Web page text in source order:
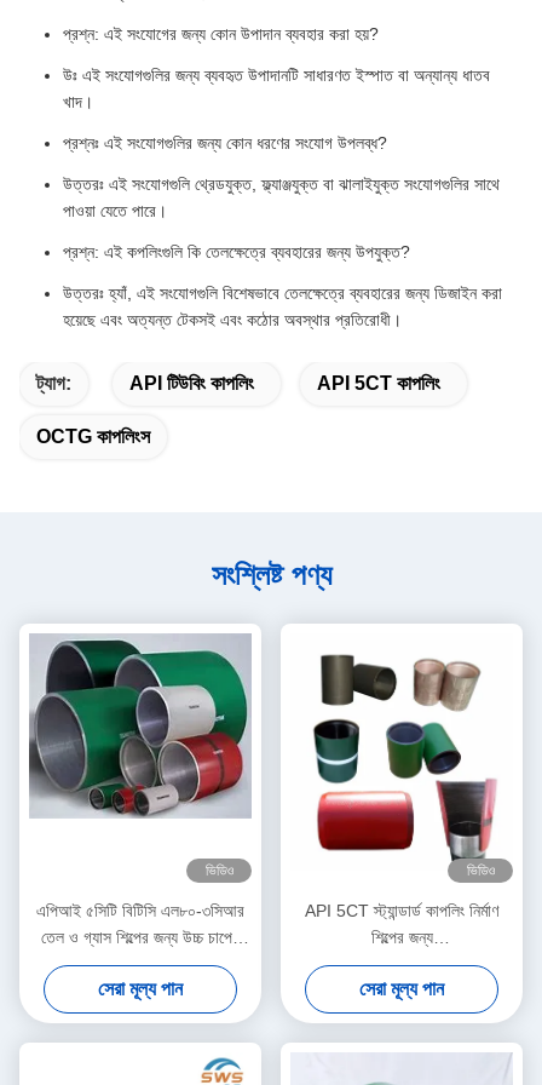
প্রশ্ন: এই সংযোগের জন্য কোন উপাদান ব্যবহার করা হয়?
উঃ এই সংযোগগুলির জন্য ব্যবহৃত উপাদানটি সাধারণত ইস্পাত বা অন্যান্য ধাতব
খাদ।
প্রশ্নঃ এই সংযোগগুলির জন্য কোন ধরণের সংযোগ উপলব্ধ?
উত্তরঃ এই সংযোগগুলি থ্রেডযুক্ত, ফ্ল্যাঞ্জযুক্ত বা ঝালাইযুক্ত সংযোগগুলির সাথে
পাওয়া যেতে পারে।
প্রশ্ন: এই কপলিংগুলি কি তেলক্ষেত্রে ব্যবহারের জন্য উপযুক্ত?
উত্তরঃ হ্যাঁ, এই সংযোগগুলি বিশেষভাবে তেলক্ষেত্রে ব্যবহারের জন্য ডিজাইন করা
হয়েছে এবং অত্যন্ত টেকসই এবং কঠোর অবস্থার প্রতিরোধী।
ট্যাগ: API টিউবিং কাপলিং API 5CT কাপলিং
OCTG কাপলিংস
সংশ্লিষ্ট পণ্য
ভিডিও
এপিআই ৫সিটি বিটিসি এল৮০-৩সিআর
তেল ও গ্যাস শিল্পের জন্য উচ্চ চাপের
ভারবহন সংযোজক
সেরা মূল্য পান
ভিডিও
API 5CT স্ট্যান্ডার্ড কাপলিং নির্মাণ
শিল্পের জন্য
N80\L80\P110\J55\K55\N80-
Q\110-13CR\L80-13CR\L80-
9CR\L80-3CR\Q125\718
গিয়ার
সেরা মূল্য পান